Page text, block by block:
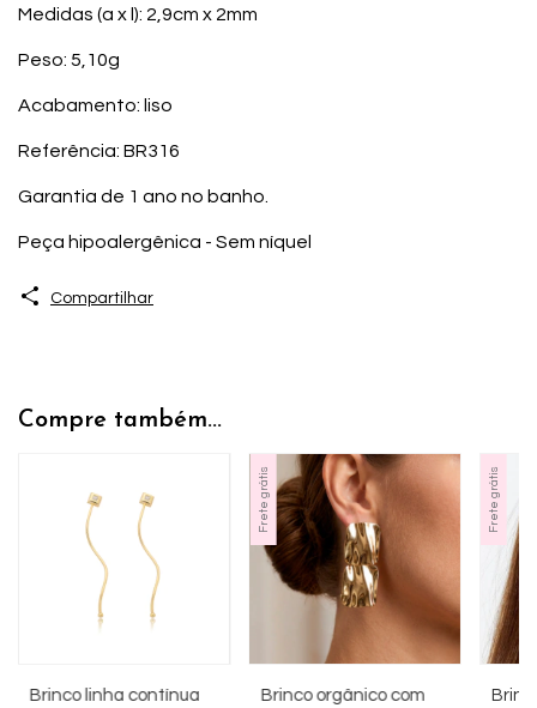
Medidas (a x l): 2,9cm x 2mm
Peso: 5,10g
Acabamento: liso
Referência: BR316
Garantia de 1 ano no banho.
Peça hipoalergênica - Sem níquel
Compartilhar
Compre também...
Brinco linha contínua
Frete grátis
Brinco orgânico com
Frete grátis